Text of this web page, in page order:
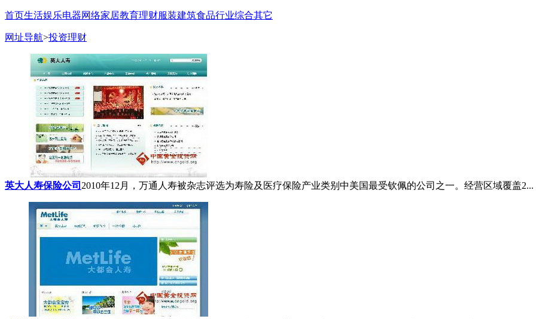
首页生活娱乐电器网络家居教育理财服装建筑食品行业综合其它
网址导航>投资理财
英大人寿保险公司 2010年12月，万通人寿被杂志评选为寿险及医疗保险产业类别中美国最受钦佩的公司之一。经营区域覆盖2...